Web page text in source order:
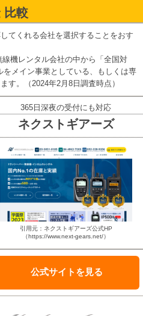
比較
てくれる会社を選択することをおす
機レンタル会社の中から「全国対
メイン事業としている、もしくは専
す。（2024年2月8日調査時点）
365日深夜の受付にも対応
ネクストギアーズ
引用元：ネクストギアーズ公式HP
（https://www.next-gears.net/）
公式サイトを見る